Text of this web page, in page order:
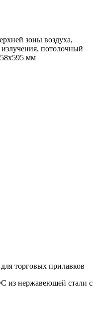
зоны воздуха,
потолочный
мм
торговых прилавков
из нержавеющей стали с